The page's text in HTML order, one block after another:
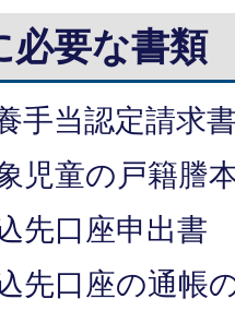
必要な書類
手当認定請求
児童の戸籍謄
先口座申出書
先口座の通帳